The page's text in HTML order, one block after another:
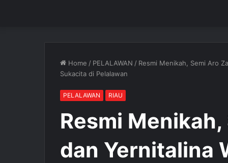
Home / PELALAWAN / Resmi Menikah, Semi Aro
Sukacita di Pelalawan
PELALAWAN RIAU
Resmi
dan Yernitalina